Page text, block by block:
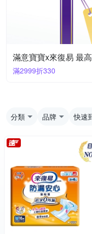
滿意寶寶x來復易 最
滿2999折330
分類 品牌 快速